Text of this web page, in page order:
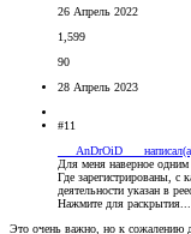
26 Апрель 2022
1,599
90
28 Апрель 2023
#11
___AnDrOiD___
Для меня наверное
Где зарегистрированы, с
деятельности указан в
Нажмите для раскрытия...
Это очень важно, но к сожалению